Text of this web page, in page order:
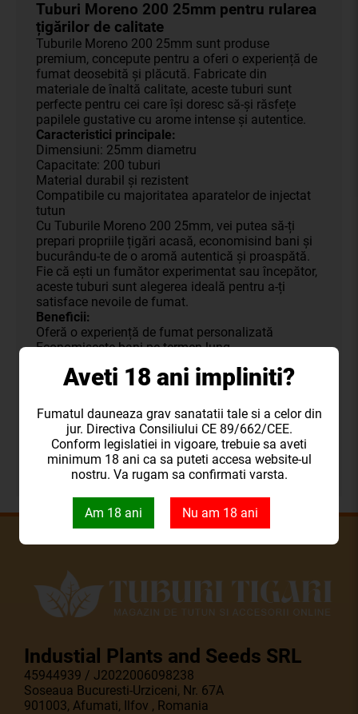
Tuburi Moreno 200 25mm pentru rularea
țigărilor de calitate
Tuburile Moreno 200 25mm sunt produse
premium, concepute pentru a oferi o experiență de
fumat deosebită și plăcută. Fabricate din
materiale de înaltă calitate, aceste tuburi sunt
perfecte pentru cei care își doresc să-și răsfețe
papilele gustative cu arome intense și autentice.
Caracteristici principale:
Dimensiuni: 25mm diametru
Capacitate: 200 tuburi
Material durabil și rezistent
Compatibile cu majoritatea aparatelor de injectat
tutun
Cu Tuburile Moreno 200 25mm, vei putea să-ți
prepari propriile țigări acasă, economisind bani și
bucurându-te de o aromă autentică și proaspătă.
Fie că ești un fumător experimentat sau începător,
aceste tuburi sunt alegerea ideală pentru a-ți
satisface nevoile de fumat.
Beneficii:
Oferă o experiență de fumat personalizată
Economisește bani pe termen lung
Ușor de utilizat și compatibile cu diverse aparate
Investește în calitate și bucură-te de o experiență
de fumat autentică cu Tuburile Moreno 200
25mm. Fie că vrei să-ți răsfeți simțurile sau să
economisești bani, aceste tuburi sunt alegerea
perfectă pentru tine!
Industial Plants and Seeds SRL
45944939 / J2022006098238
Soseaua Bucuresti-Urziceni, Nr. 67A
901003, Afumati, Ilfov , Romania
Aveti 18 ani impliniti?
Fumatul dauneaza grav sanatatii tale si a celor din
jur. Directiva Consiliului CE 89/662/CEE.
Conform legislatiei in vigoare, trebuie sa aveti
minimum 18 ani ca sa puteti accesa website-ul
nostru. Va rugam sa confirmati varsta.
Am 18 ani Nu am 18 ani